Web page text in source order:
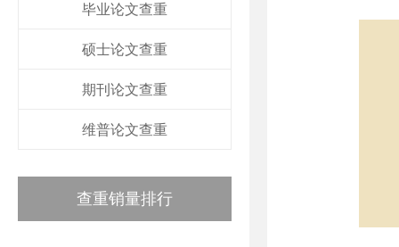
毕业论文查重
硕士论文查重
期刊论文查重
维普论文查重
查重销量排行